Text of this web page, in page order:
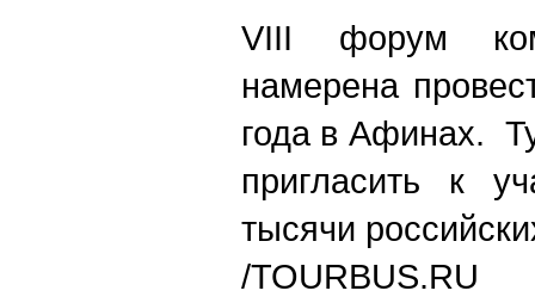
VIII форум
намерена
года в Афинах.
пригласить к
тысячи
/TOURBUS.RU